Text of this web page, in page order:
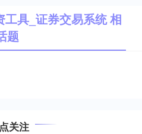
具_证券交易系统 相
题
关注